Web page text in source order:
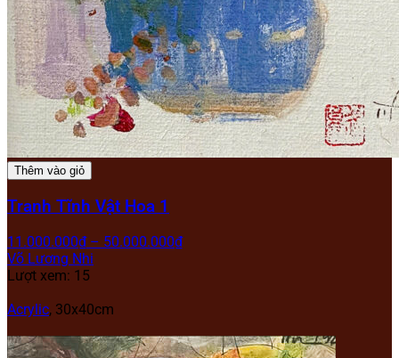
Thêm vào giỏ
Tranh Tĩnh Vật Hoa 1
11.000.000₫ – 50.000.000₫
Võ Lương Nhi
Lượt xem: 15
Acrylic, 30x40cm